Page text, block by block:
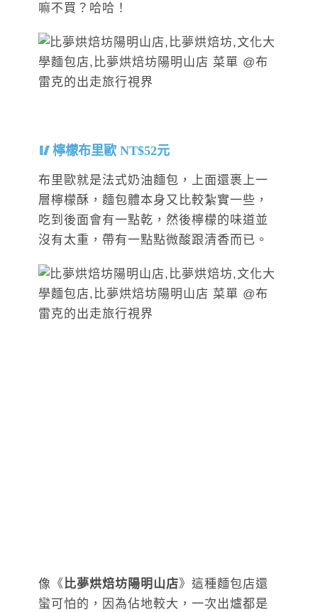
嘛不買？哈哈！
檸檬布里歐 NT$52元
布里歐就是法式奶油麵包，上面還裹上一
層檸檬酥，麵包體本身又比較紮實一些，
吃到後面會有一點乾，然後檸檬的味道並
沒有太重，帶有一點點微酸跟清香而已。
像《 比夢烘焙坊陽明山店》這種麵包店還
蠻可怕的，因為佔地較大，一次出爐都是